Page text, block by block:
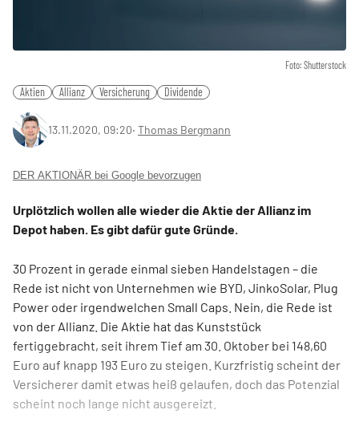
Foto: Shutterstock
Aktien Allianz Versicherung Dividende
13.11.2020, 09:20‧ Thomas Bergmann
DER AKTIONÄR bei Google bevorzugen
Urplötzlich wollen alle wieder die Aktie der Allianz im
Depot haben. Es gibt dafür gute Gründe.
30 Prozent in gerade einmal sieben Handelstagen – die
Rede ist nicht von Unternehmen wie BYD, JinkoSolar, Plug
Power oder irgendwelchen Small Caps. Nein, die Rede ist
von der Allianz. Die Aktie hat das Kunststück
fertiggebracht, seit ihrem Tief am 30. Oktober bei 148,60
Euro auf knapp 193 Euro zu steigen. Kurzfristig scheint der
Versicherer damit etwas heiß gelaufen, doch das Potenzial
scheint noch lange nicht ausgereizt.